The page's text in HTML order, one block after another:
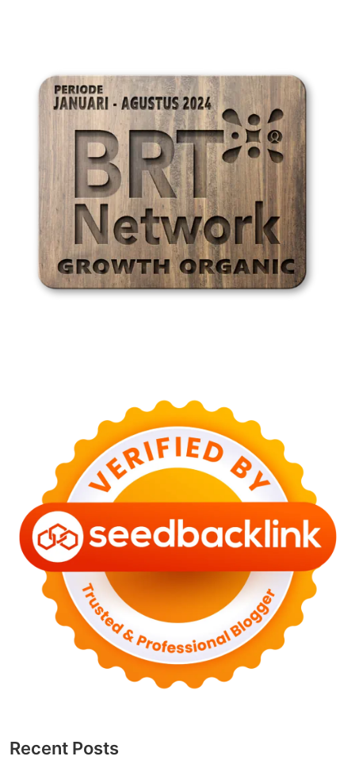
Recent Posts